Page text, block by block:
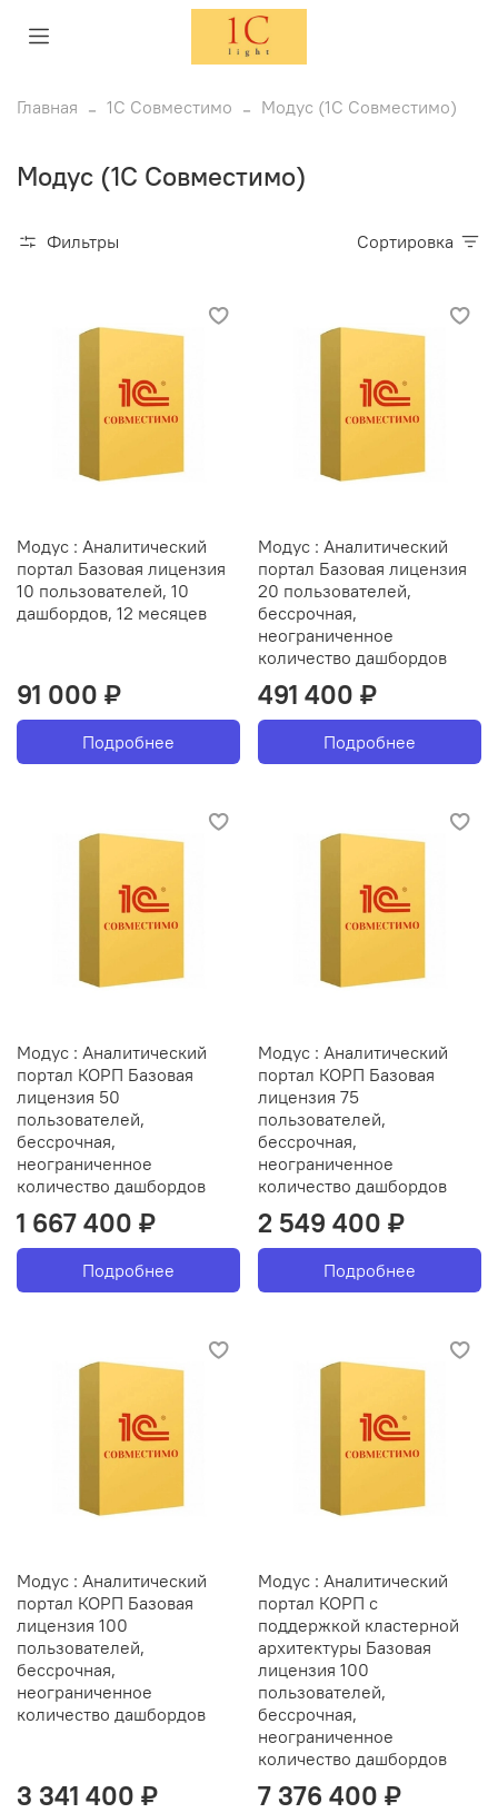
Главная 1С Совместимо Модус (1С Совместимо)
Модус (1С Совместимо)
Фильтры Сортировка
Модус : Аналитический
портал Базовая лицензия
10 пользователей, 10
дашбордов, 12 месяцев
91 000 ₽
Подробнее
Модус : Аналитический
портал Базовая лицензия
20 пользователей,
бессрочная,
неограниченное
количество дашбордов
491 400 ₽
Подробнее
Модус : Аналитический
портал КОРП Базовая
лицензия 50
пользователей,
бессрочная,
неограниченное
количество дашбордов
1 667 400 ₽
Подробнее
Модус : Аналитический
портал КОРП Базовая
лицензия 75
пользователей,
бессрочная,
неограниченное
количество дашбордов
2 549 400 ₽
Подробнее
Модус : Аналитический
портал КОРП Базовая
лицензия 100
пользователей,
бессрочная,
неограниченное
количество дашбордов
3 341 400 ₽
Модус : Аналитический
портал КОРП с
поддержкой кластерной
архитектуры Базовая
лицензия 100
пользователей,
бессрочная,
неограниченное
количество дашбордов
7 376 400 ₽